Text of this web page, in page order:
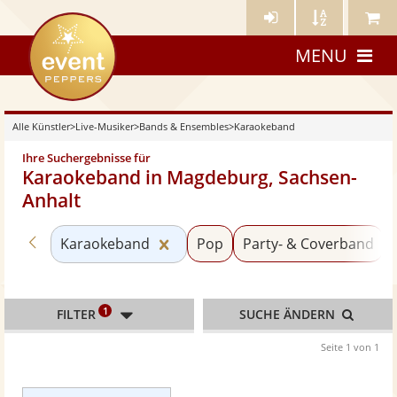
Künstler- Künstler Meine
eventpeppers
MENU
Alle Künstler>Live-Musiker>Bands & Ensembles>Karaokeband
Ihre Suchergebnisse für
Karaokeband in Magdeburg, Sachsen-
Anhalt
Zurück zu «Bands & Ensembles»
Karaokeband Kategorie «Karaokeband»
Pop Party- & Coverband
FILTER 1 SUCHE ÄNDERN
Seite 1 von 1